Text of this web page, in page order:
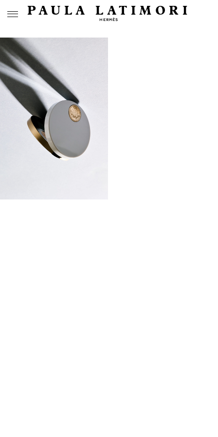
PAULA LATIMORI
HERMÈS